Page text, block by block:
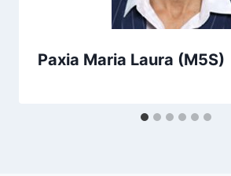
Paxia Maria Laura (M5S)